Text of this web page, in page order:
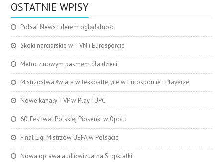
OSTATNIE WPISY
Polsat News liderem oglądalności
Skoki narciarskie w TVN i Eurosporcie
Metro z nowym pasmem dla dzieci
Mistrzostwa świata w lekkoatletyce w Eurosporcie i Playerze
Nowe kanały TVP w Play i UPC
60. Festiwal Polskiej Piosenki w Opolu
Finał Ligi Mistrzów UEFA w Polsacie
Nowa oprawa audiowizualna Stopklatki